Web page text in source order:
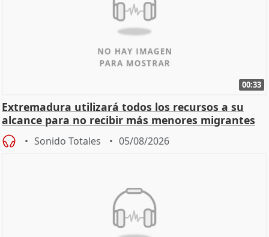
00:33
Extremadura utilizará todos los recursos a su
alcance para no recibir más menores migrantes
Sonido Totales 05/08/2026